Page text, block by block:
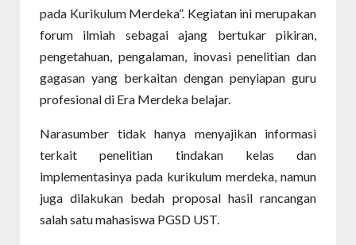
pada Kurikulum Merdeka”. Kegiatan ini merupakan
forum ilmiah sebagai ajang bertukar pikiran,
pengetahuan, pengalaman, inovasi penelitian dan
gagasan yang berkaitan dengan penyiapan guru
profesional di Era Merdeka belajar.
Narasumber tidak hanya menyajikan informasi
terkait penelitian tindakan kelas dan
implementasinya pada kurikulum merdeka, namun
juga dilakukan bedah proposal hasil rancangan
salah satu mahasiswa PGSD UST.